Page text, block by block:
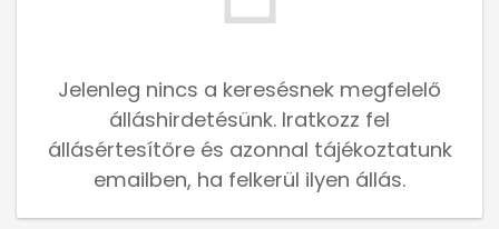
Jelenleg nincs a keresésnek megfelelő
álláshirdetésünk. Iratkozz fel
állásértesítőre és azonnal tájékoztatunk
emailben, ha felkerül ilyen állás.